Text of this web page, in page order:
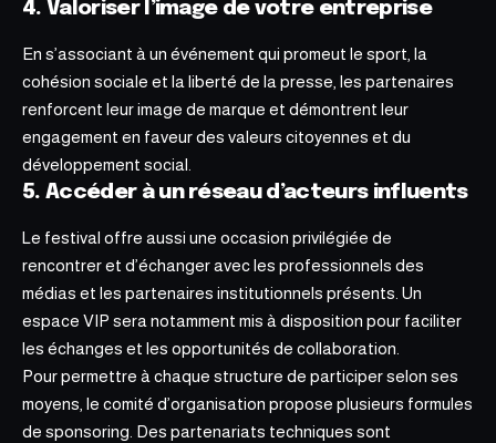
4. Valoriser l’image de votre entreprise
En s’associant à un événement qui promeut le sport, la
cohésion sociale et la liberté de la presse, les partenaires
renforcent leur image de marque et démontrent leur
engagement en faveur des valeurs citoyennes et du
développement social.
5. Accéder à un réseau d’acteurs influents
Le festival offre aussi une occasion privilégiée de
rencontrer et d’échanger avec les professionnels des
médias et les partenaires institutionnels présents. Un
espace VIP sera notamment mis à disposition pour faciliter
les échanges et les opportunités de collaboration.
Pour permettre à chaque structure de participer selon ses
moyens, le comité d’organisation propose plusieurs formules
de sponsoring. Des partenariats techniques sont